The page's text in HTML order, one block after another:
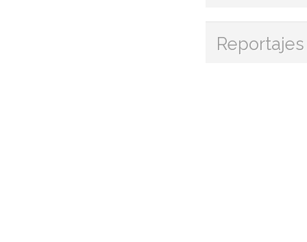
Reportajes